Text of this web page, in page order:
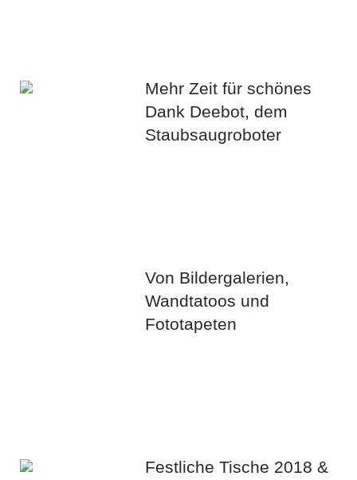
Mehr Zeit für schönes
Dank Deebot, dem
Staubsaugroboter
Von Bildergalerien,
Wandtatoos und
Fototapeten
Festliche Tische 2018 &